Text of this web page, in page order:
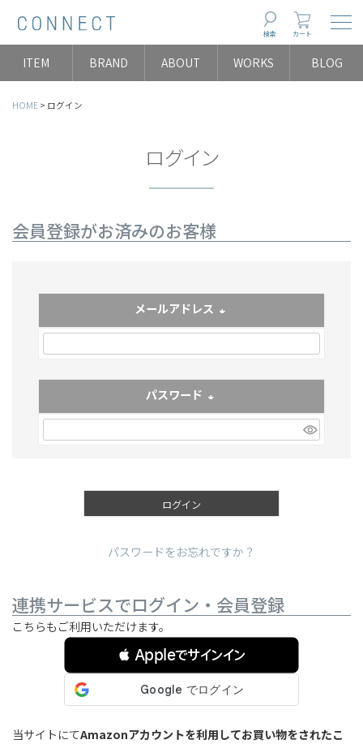
検索 カート
ITEM BRAND ABOUT WORKS BLOG
HOME ログイン
ログイン
会員登録がお済みのお客様
メールアドレス
(必須)
パスワード
(必須)
ログイン
パスワードをお忘れですか？
連携サービスでログイン・会員登録
こちらもご利用いただけます。
 Appleでサインイン
当サイトにてAmazonアカウントを利用してお買い物をされたこ